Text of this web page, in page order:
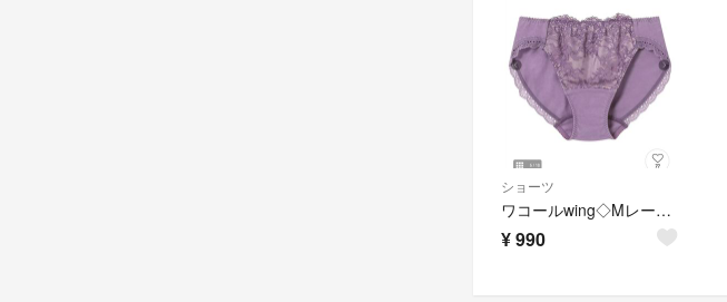
ショーツ
ワコールwing◇Mレースショーツ
¥990